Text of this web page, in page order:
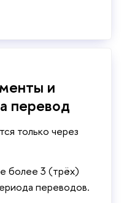
и
перевод
только через
более 3 (трёх)
переводов.